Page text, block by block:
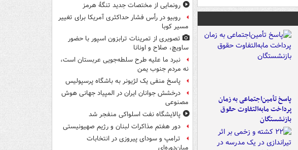
پاسخ تأمین‌اجتماعی به زمان
پرداخت مابه‌التفاوت حقوق
بازنشستگان
رونمایی از مختصات جدید تنگۀ هرمز
روبیو در رأس فشار حداکثری آمریکا برای تغییر
مسیر کوبا
تصویری از تمرینات ترابزون اسپور با حضور
ساویچ، صلاح و اونانا
نبرد ما علیه طرح سلطه‌جویی عربستان است،
نه مردم جنوب یمن
پاسخ منفی یک لژیونر به باشگاه پرسپولیس
درخشش جوانان ایران در المپیاد جهانی هوش
مصنوعی
پالایشگاه نفت اسلواکی منفجر شد
دور هفتم مذاکرات لبنان و رژیم صهیونیستی
ترامپ و سودای پیروزی در انتخابات
میان‌دوره‌ای